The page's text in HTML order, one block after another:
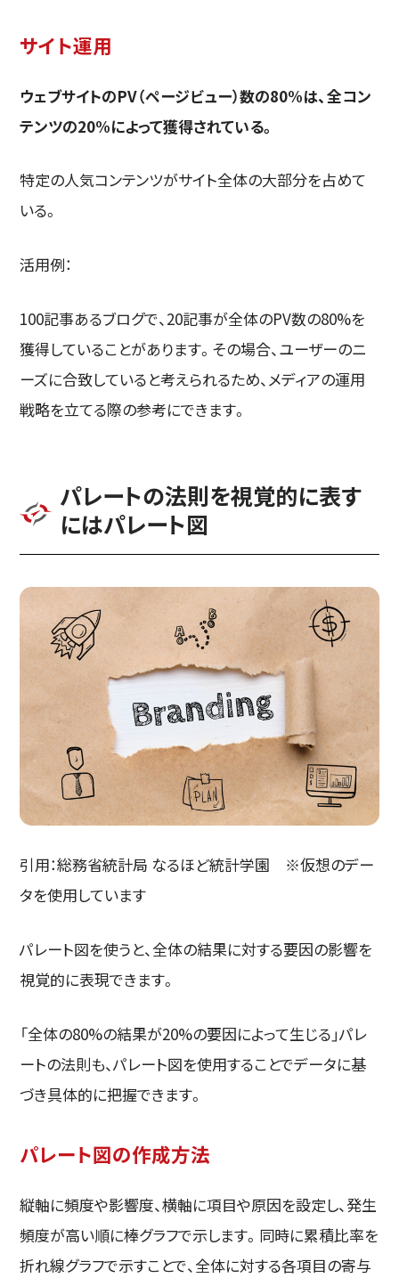
サイト運用
ウェブサイトのPV（ページビュー）数の80%は、全コン
テンツの20%によって獲得されている。
特定の人気コンテンツがサイト全体の大部分を占めて
いる。
活用例：
100記事あるブログで、20記事が全体のPV数の80%を
獲得していることがあります。その場合、ユーザーのニ
ーズに合致していると考えられるため、メディアの運用
戦略を立てる際の参考にできます。
パレートの法則を視覚的に表す
にはパレート図
引用：総務省統計局 なるほど統計学園 ※仮想のデー
タを使用しています
パレート図を使うと、全体の結果に対する要因の影響を
視覚的に表現できます。
「全体の80%の結果が20%の要因によって生じる」パレ
ートの法則も、パレート図を使用することでデータに基
づき具体的に把握できます。
パレート図の作成方法
縦軸に頻度や影響度、横軸に項目や原因を設定し、発生
頻度が高い順に棒グラフで示します。同時に累積比率を
折れ線グラフで示すことで、全体に対する各項目の寄与